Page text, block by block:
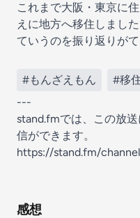
これまで大阪・東京に
えに地方へ移住しまし
ていうのを振り返りがて
#もんざえもん #移
---
stand.fmでは、この放
信ができます。
https://stand.fm/
感想